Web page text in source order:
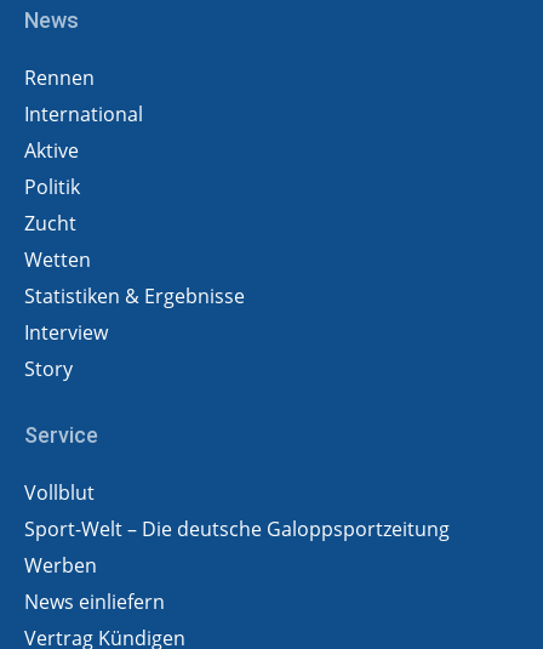
News
Rennen
International
Aktive
Politik
Zucht
Wetten
Statistiken & Ergebnisse
Interview
Story
Service
Vollblut
Sport-Welt – Die deutsche Galoppsportzeitung
Werben
News einliefern
Vertrag Kündigen